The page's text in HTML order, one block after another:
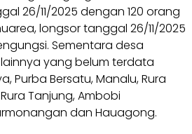
26/11/2025 dengan 120 orang
longsor tanggal 26/11/2025
Sementara desa
yang belum terdata
Purba Bersatu, Manalu, Rura
Tanjung, Ambobi
dan Hauagong.